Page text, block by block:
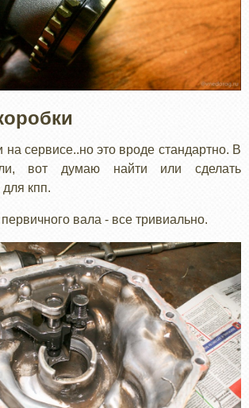
на сервисе..но это вроде стандартно. В
вот думаю найти или сделать
кпп.
вала - все тривиально.